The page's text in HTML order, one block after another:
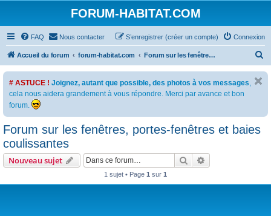
FORUM-HABITAT.COM
FAQ Nous contacter Connexion
S’enregistrer (créer un compte)
Accueil du forum forum-habitat.com Forum sur les fenêtres, portes-fenêtres et baies coulissantes
e
r
# ASTUCE ! Joignez, autant que possible, des photos à vos messages,
cela nous aidera grandement à vous répondre. Merci par avance et bon
forum.
Forum sur les fenêtres, portes-fenêtres et baies
coulissantes
Nouveau sujet Rechercher
1 sujet • Page 1 sur 1